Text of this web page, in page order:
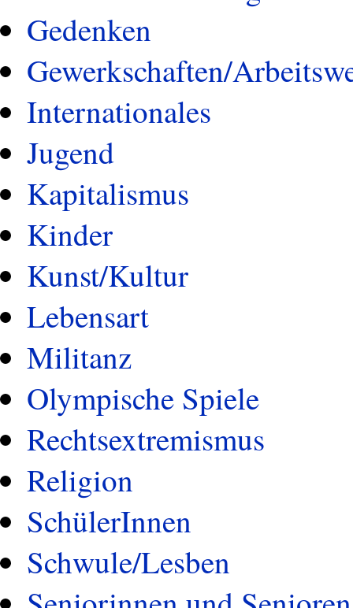
Gedenken
Gewerkschaften/
Internationales
Jugend
Kapitalismus
Kinder
Kunst/Kultur
Lebensart
Militanz
Olympische Spiele
Rechtsextremismus
Religion
SchülerInnen
Schwule/Lesben